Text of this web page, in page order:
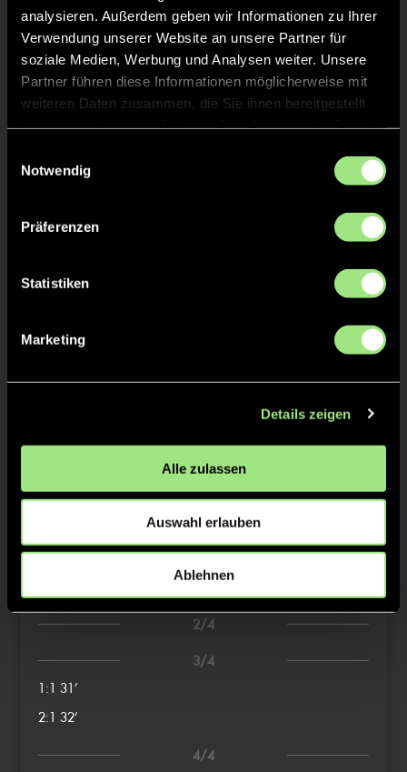
analysieren. Außerdem geben wir Informationen zu Ihrer
Verwendung unserer Website an unsere Partner für
soziale Medien, Werbung und Analysen weiter. Unsere
Partner führen diese Informationen möglicherweise mit
weiteren Daten zusammen, die Sie ihnen bereitgestellt
Notwendig
Präferenzen
Statistiken
Marketing
Details zeigen
Alle zulassen
Auswahl erlauben
Ablehnen
TW
Linus HENZLER 21
Robin BÖCHER 36
TW = Torwart & ETW = Ersatztorwart, K = Kapitän
Tore & Karten
1/4
0:1
2/4
3/4
1:1 31’
2:1 32’
4/4